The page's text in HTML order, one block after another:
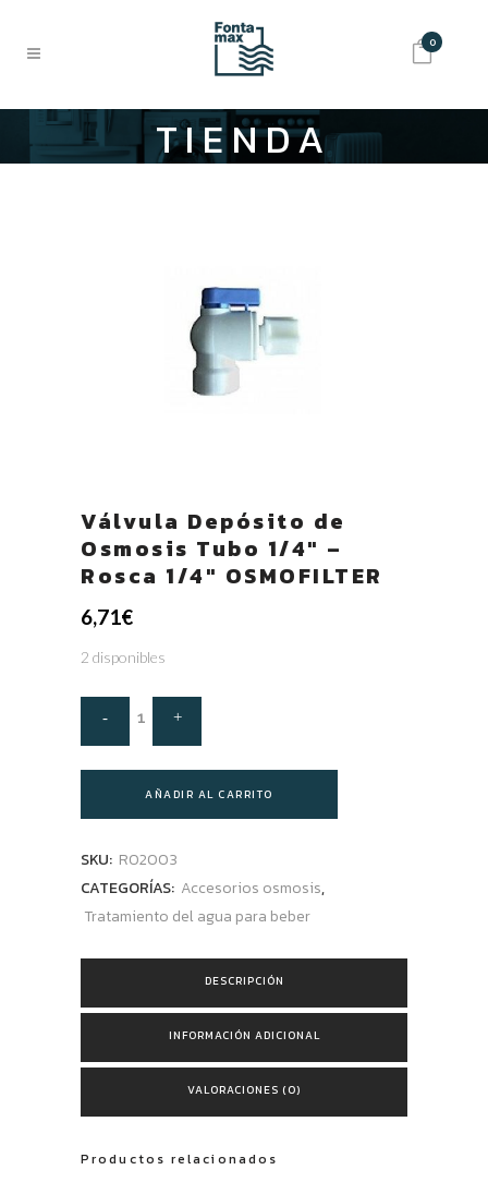
0
TIENDA
Válvula Depósito de
Osmosis Tubo 1/4″ –
Rosca 1/4″ OSMOFILTER
6,71€
2 disponibles
AÑADIR AL CARRITO
SKU: RO2003
CATEGORÍAS: Accesorios osmosis,
Tratamiento del agua para beber
DESCRIPCIÓN
INFORMACIÓN ADICIONAL
VALORACIONES (0)
Productos relacionados